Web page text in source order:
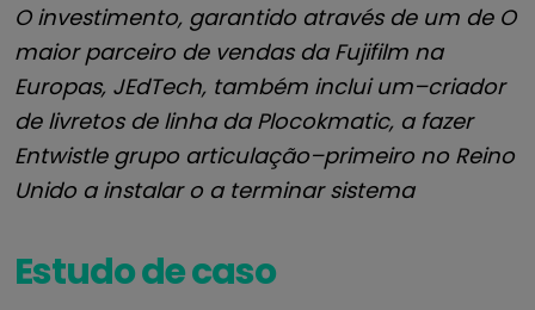
O investimento, garantido através de um de O
maior parceiro de vendas da Fujifilm na
Europas, JEdTech, também inclui um–criador
de livretos de linha da Plocokmatic, a fazer
Entwistle grupo articulação–primeiro no Reino
Unido a instalar o a terminar sistema
Estudo de caso